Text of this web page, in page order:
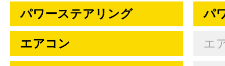
パワーステアリング パ
エアコン エ